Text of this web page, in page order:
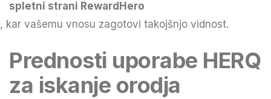
spletni strani RewardHero
, kar vašemu vnosu zagotovi takojšnjo vidnost.
Prednosti uporabe HERQ
za iskanje orodja